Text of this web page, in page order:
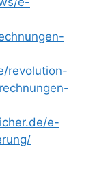
revolution-
e-